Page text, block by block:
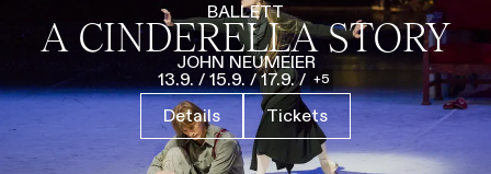
BALLETT
A CINDERELLA STORY
JOHN NEUMEIER
13.9. / 15.9. / 17.9. / 5
Details Tickets